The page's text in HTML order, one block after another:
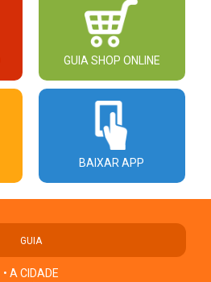
GUIA SHOP ONLINE
BAIXAR APP
GUIA
• A CIDADE